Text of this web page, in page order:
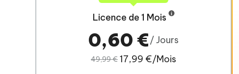
Licence de 1 Mois
0,60 € / Jours
49,99 € 17,99 €/Mois